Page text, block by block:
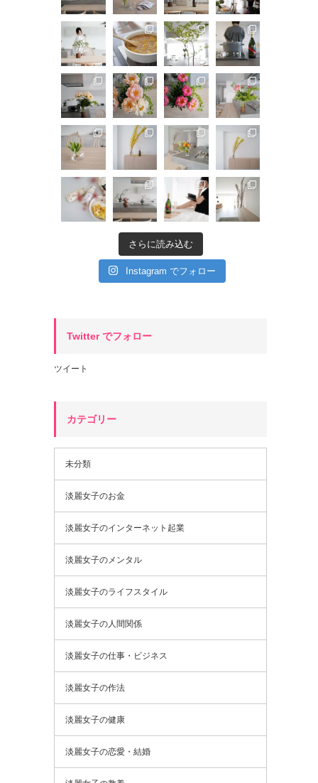
さらに読み込む
Instagram でフォロー
Twitter でフォロー
ツイート
カテゴリー
未分類
淡麗女子のお金
淡麗女子のインターネット起業
淡麗女子のメンタル
淡麗女子のライフスタイル
淡麗女子の人間関係
淡麗女子の仕事・ビジネス
淡麗女子の作法
淡麗女子の健康
淡麗女子の恋愛・結婚